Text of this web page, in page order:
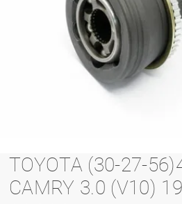
TOYOTA (30-27-
CAMRY 3.0 (V10)